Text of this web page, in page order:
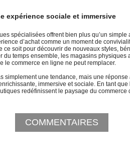
expérience sociale et immersive
spécialisées offrent bien plus qu’un simple
d’achat comme un moment de
ce soit pour découvrir de nouveaux styles,
du temps ensemble, les magasins physiques
le commerce en ligne ne peut remplacer.
simplement une tendance, mais une
immersive et sociale. En tant
redéfinissent le paysage du commerce
COMMENTAIRES